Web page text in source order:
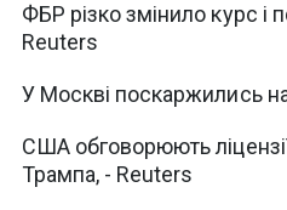
ФБР різко змінило курс і
Reuters
У Москві поскаржились
США обговорюють
Трампа, - Reuters